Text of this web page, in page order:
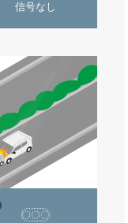
信号なし